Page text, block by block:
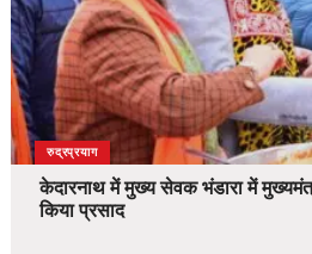
उत्तराखंड
देश
रुद्रप्रयाग
केदारनाथ में मुख्य सेवक भंडारा में
किया प्रसाद